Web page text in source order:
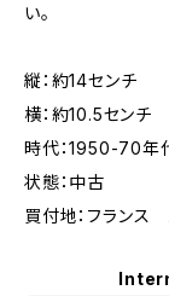
い。
縦：約14センチ
横：約10.5センチ
時代：1950-70年
状態：中古
買付地：フランス